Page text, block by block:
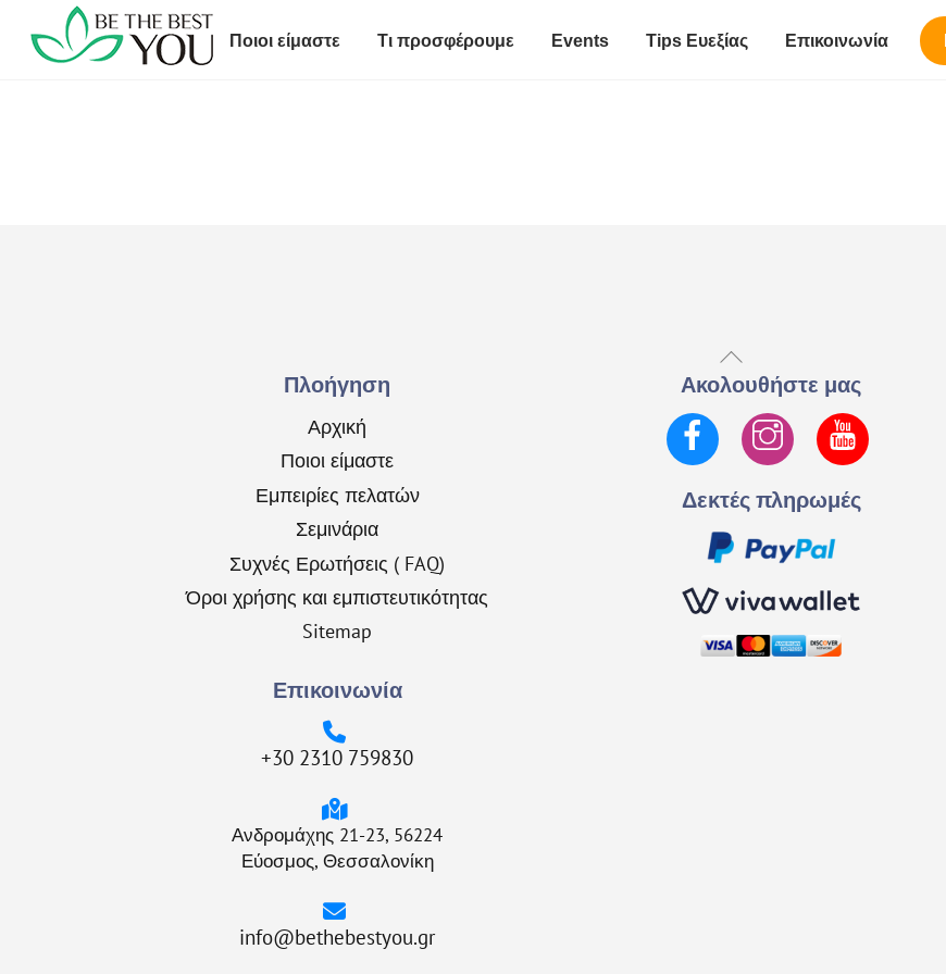
content
Ποιοι είμαστε Tι προσφέρουμε Events Tips Ευεξίας Επικοινωνία
Back
To
Πλοήγηση
Αρχική
Ποιοι είμαστε
Εμπειρίες πελατών
Σεμινάρια
Συχνές Ερωτήσεις ( FAQ)
Όροι χρήσης και εμπιστευτικότητας
Sitemap
Ακολουθήστε μας
Facebook Instagram
Δεκτές πληρωμές
Επικοινωνία
+30 2310 759830
Ανδρομάχης 21-23, 56224
Εύοσμος, Θεσσαλονίκη
info@bethebestyou.gr